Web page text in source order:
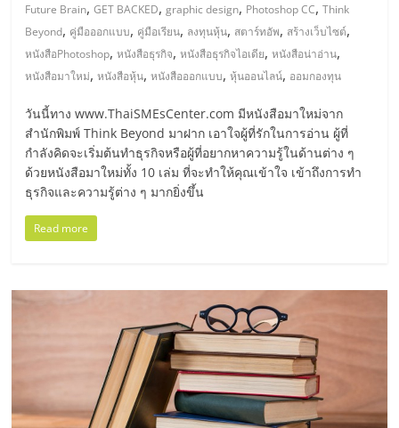
มอี
ไทย,
SMEs,
แฟ
รน
ที่
ปรึกษา
Future Brain,GET BACKED,graphic design, Photoshop CC,Think
Beyond, คู่มือออกแบบ, คู่มือเรียน, ลงทุนหุ้น, สตาร์ทอัพ, สร้างเว็บไซต์,
หนังสือPhotoshop,หนังสือธุรกิจ,หนังสือธุรกิจไอเดีย,หนังสือน่าอ่าน,
หนังสือมาใหม่,หนังสือหุ้น,หนังสือออกแบบ,หุ้นออนไลน์, ออมกองทุน
วันนี้ทาง www.ThaiSMEsCenter.com มีหนังสือมาใหม่จาก
สำนักพิมพ์ Think Beyond มาฝาก เอาใจผู้ที่รักในการอ่าน ผู้ที่
กำลังคิดจะเริ่มต้นทำธุรกิจหรือผู้ที่อยากหาความรู้ในด้านต่าง ๆ
ด้วยหนังสือมาใหม่ทั้ง 10 เล่ม ที่จะทำให้คุณเข้าใจ เข้าถึงการทำ
ธุรกิจและความรู้ต่าง ๆ มากยิ่งขึ้น
Read more